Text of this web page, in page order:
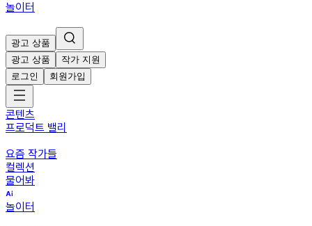
놀이터
광고 상품
광고 상품
작가 지원
로그인
회원가입
콘텐츠
프로덕트 밸리
요즘 작가들
컬렉션
물어봐
놀이터